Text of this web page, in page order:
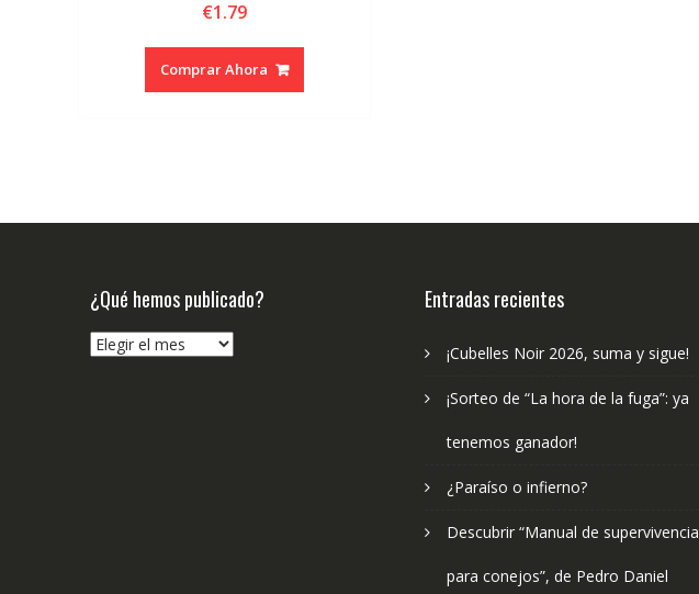
€1.79
Comprar Ahora
¿Qué hemos publicado?
¿Qué
Entradas recientes
¡Cubelles Noir 2026, suma y sigue!
¡Sorteo de “La hora de la fuga”: ya
tenemos ganador!
¿Paraíso o infierno?
Descubrir “Manual de supervivencia
para conejos”, de Pedro Daniel